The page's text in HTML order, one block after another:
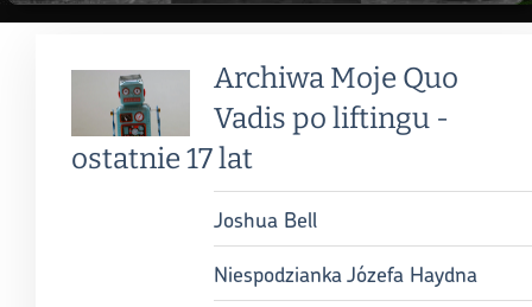
Archiwa Moje Quo
Vadis po liftingu -
ostatnie 17 lat
Joshua Bell
Niespodzianka Józefa Haydna